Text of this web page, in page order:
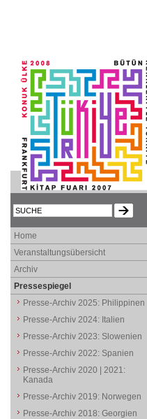
Home
Veranstaltungsübersicht
Archiv
Pressespiegel
Presse-Archiv 2025: Philippinen
Presse-Archiv 2024: Italien
Presse-Archiv 2023: Slowenien
Presse-Archiv 2022: Spanien
Presse-Archiv 2020 | 2021:
Kanada
Presse-Archiv 2019: Norwegen
Presse-Archiv 2018: Georgien